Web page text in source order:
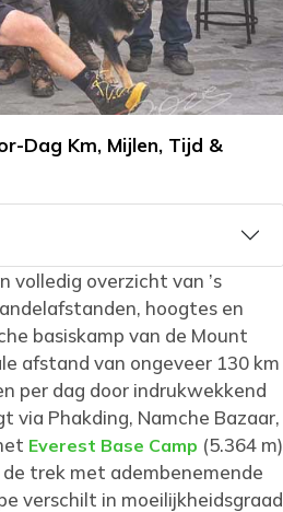
Dag Km, Mijlen, Tijd &
volledig overzicht van ’s
hoogtes en
basiskamp van de Mount
afstand van ongeveer 130 km
per dag door indrukwekkend
via Phakding, Namche Bazaar,
Everest Base Camp (5.364 m)
trek met adembenemende
verschilt in moeilijkheidsgraad